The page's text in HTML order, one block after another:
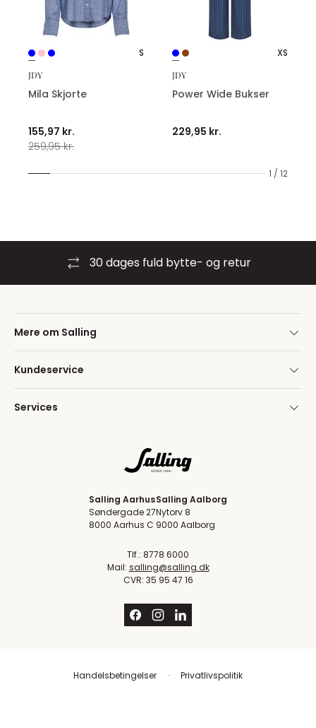
1 / 12
S
JDY
Mila Skjorte
155,97 kr.
259,95 kr.
XS
JDY
Power Wide Bukser
229,95 kr.
30 dages fuld bytte- og retur
Mere om Salling
Kundeservice
Services
Salling Aarhus
Søndergade 27
8000 Aarhus C
Salling Aalborg
Nytorv 8
9000 Aalborg
Tlf.: 8778 6000
Mail: salling@salling.dk
CVR: 35 95 47 16
Handelsbetingelser Privatlivspolitik